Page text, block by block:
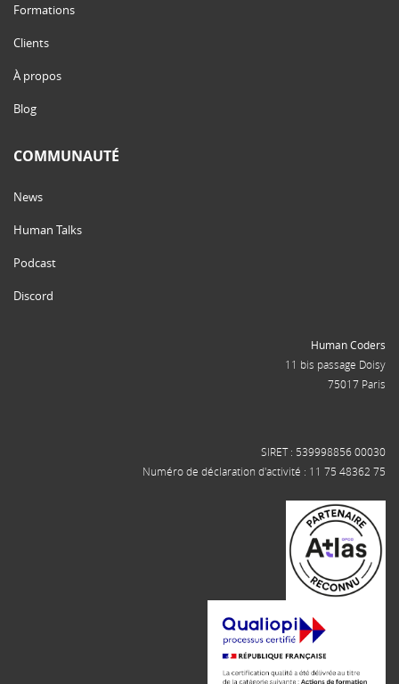
Formations
Clients
À propos
Blog
COMMUNAUTÉ
News
Human Talks
Podcast
Discord
Human Coders
11 bis passage Doisy
75017 Paris
SIRET : 539998856 00030
Numéro de déclaration d'activité : 11 75 48362 75